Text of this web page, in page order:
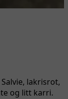
Salvie, lakrisrot,
og litt karri.